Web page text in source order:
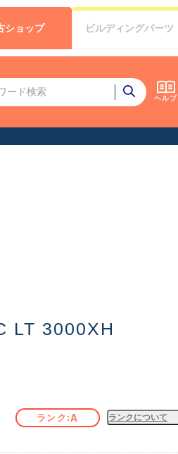
ヘルプ
ショップ ビルディングパーツ
LT 3000XH
ランク A ランクについて